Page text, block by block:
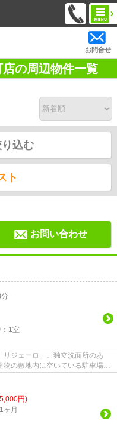
お問合せ
の周辺物件一覧
込む
ト
お問い合わせ
分
1室
ジェーロ」。独立洗面所のあ
の敷地内に空いている駐車場が
円)
ヶ月